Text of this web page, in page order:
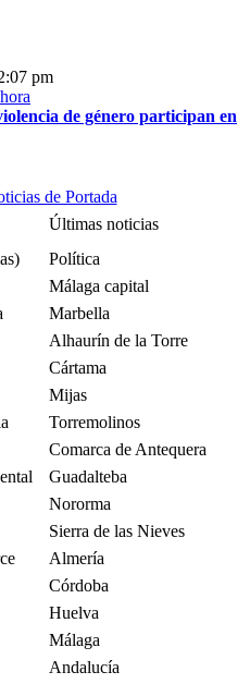
pm
de género participan en
de Portada
Últimas noticias
Política
Málaga capital
Marbella
Alhaurín de la Torre
Cártama
Mijas
Torremolinos
Comarca de Antequera
Guadalteba
Nororma
Sierra de las Nieves
Almería
Córdoba
Huelva
Málaga
Andalucía